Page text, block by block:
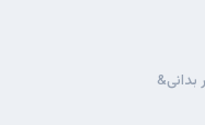
بدانی&